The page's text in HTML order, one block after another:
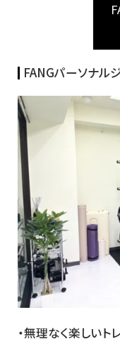
FANGパーソナル
・無理なく楽しいト